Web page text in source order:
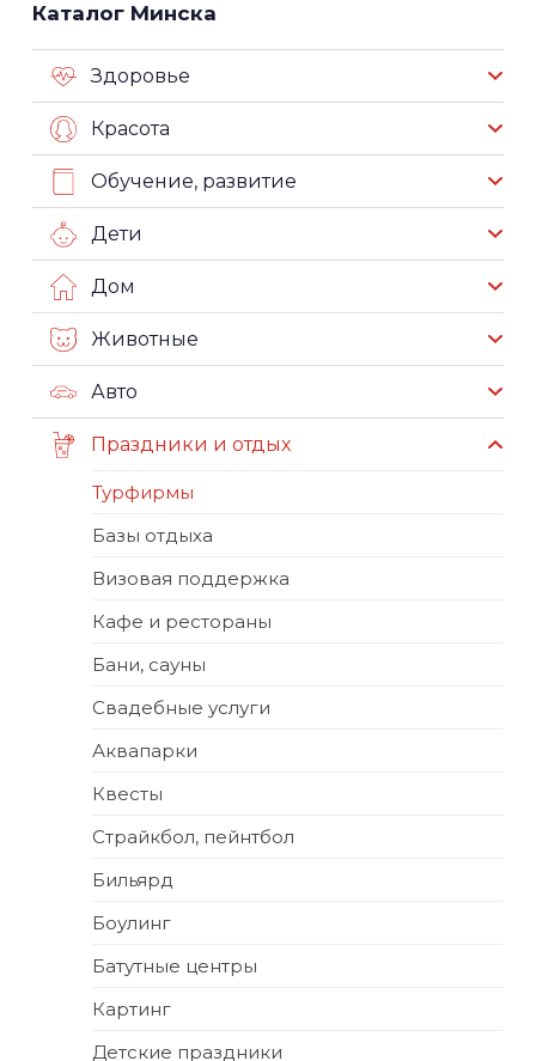
Каталог Минска
Здоровье
Красота
Обучение, развитие
Дети
Дом
Животные
Авто
Праздники и отдых
Турфирмы
Базы отдыха
Визовая поддержка
Кафе и рестораны
Бани, сауны
Свадебные услуги
Аквапарки
Квесты
Страйкбол, пейнтбол
Бильярд
Боулинг
Батутные центры
Картинг
Детские праздники